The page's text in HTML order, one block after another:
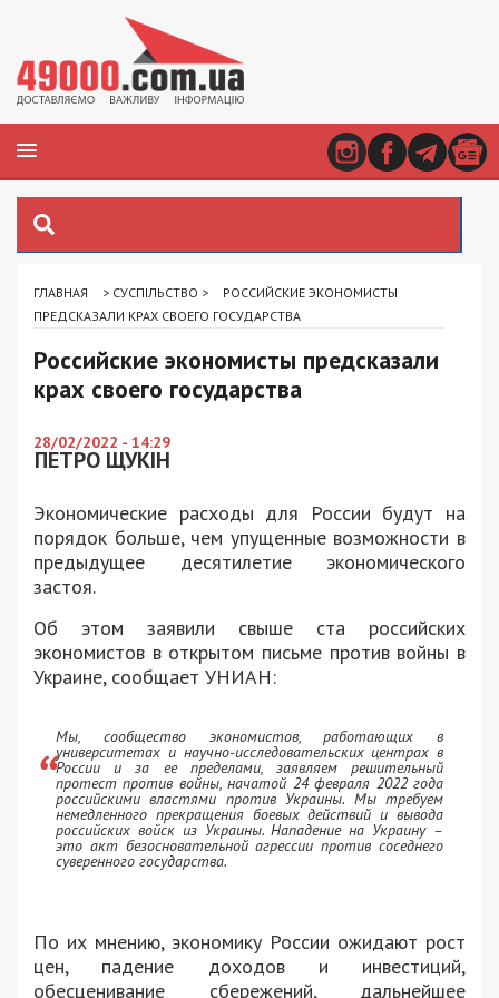
ГЛАВНАЯ > СУСПІЛЬСТВО >
РОССИЙСКИЕ ЭКОНОМИСТЫ
ПРЕДСКАЗАЛИ КРАХ СВОЕГО ГОСУДАРСТВА
Российские экономисты предсказали
крах своего государства
28/02/2022 - 14:29
ПЕТРО ЩУКІН
Экономические расходы для России будут на
порядок больше, чем упущенные возможности в
предыдущее десятилетие экономического
застоя.
Об этом заявили свыше ста российских
экономистов в открытом письме против войны в
Украине, сообщает УНИАН:
Мы, сообщество экономистов, работающих в
университетах и ​​научно-исследовательских центрах в
России и за ее пределами, заявляем решительный
протест против войны, начатой ​​24 февраля 2022 года
российскими властями против Украины. Мы требуем
немедленного прекращения боевых действий и вывода
российских войск из Украины. Нападение на Украину –
это акт безосновательной агрессии против соседнего
суверенного государства.
По их мнению, экономику России ожидают рост
цен, падение доходов и инвестиций,
обесценивание сбережений, дальнейшее